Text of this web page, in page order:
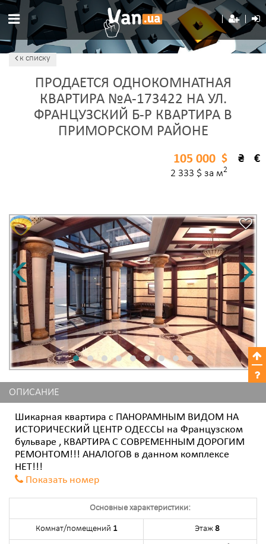
к списку
ПРОДАЕТСЯ ОДНОКОМНАТНАЯ
КВАРТИРА №A-173422 НА УЛ.
ФРАНЦУЗСКИЙ Б-Р КВАРТИРА В
ПРИМОРСКОМ РАЙОНЕ
$ ₴ €
105 000
2 333 $ за м2
ОПИСАНИЕ
Шикарная квартира с ПАНОРАМНЫМ ВИДОМ НА
ИСТОРИЧЕСКИЙ ЦЕНТР ОДЕССЫ на Французском
бульваре , КВАРТИРА С СОВРЕМЕННЫМ ДОРОГИМ
РЕМОНТОМ!!! АНАЛОГОВ в данном комплексе
НЕТ!!!
Показать номер
Основные характеристики:
Комнат/помещений 1 Этаж 8